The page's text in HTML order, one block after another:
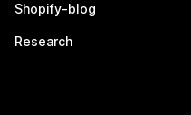
Shopify-blog
Research